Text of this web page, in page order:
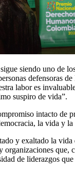
siendo uno de
defensoras
labor es
suspiro de vida”.
intacto de
la vida y la
y exaltado la vida
organizaciones que,
de liderazgos